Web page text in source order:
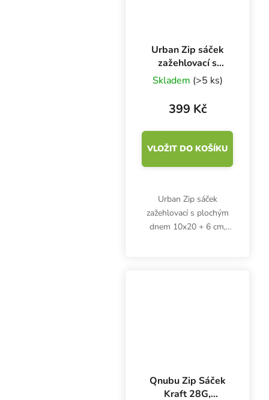
Urban Zip sáček
zažehlovací s
plochým dnem
10x20 + 6 cm,
balení 50 ks
Skladem (>5 ks)
399 Kč
VLOŽIT DO KOŠÍKU
Urban Zip sáček
zažehlovací s plochým
dnem 10x20 + 6 cm,
Qnubu Zip Sáček
Kraft 28G,